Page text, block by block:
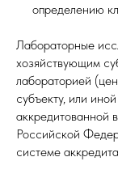
определению
Лабораторные
хозяйствующим
лабораторией
субъекту, или
аккредитованной
Российской
системе